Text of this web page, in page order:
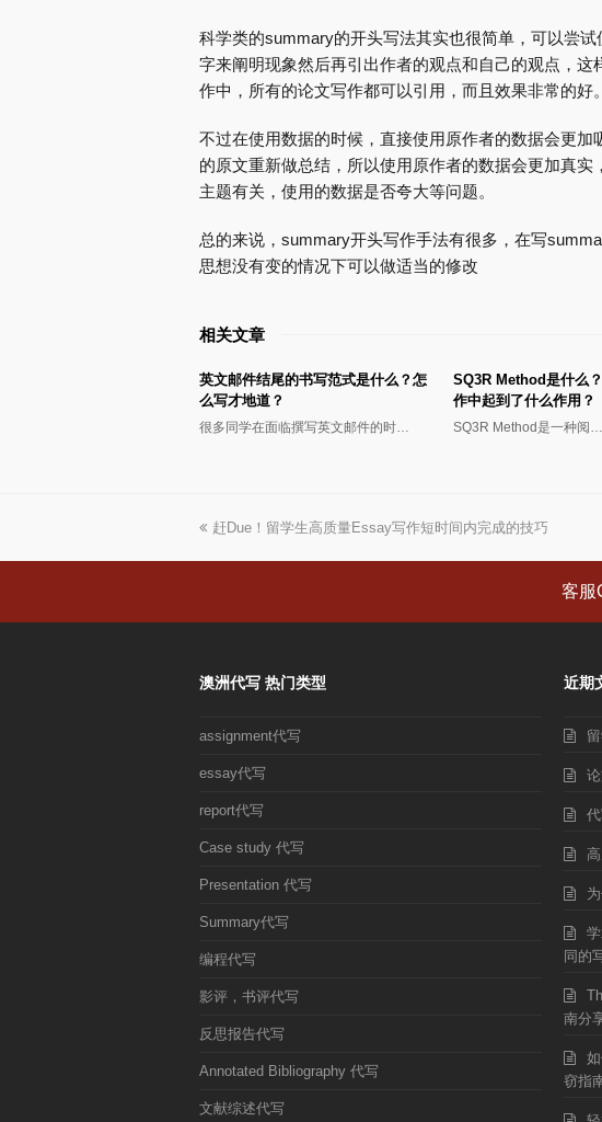
科学类的summary的开头写法其实也很简单，可以尝
字来阐明现象然后再引出作者的观点和自己的观点，
作中，所有的论文写作都可以引用，而且效果非常的好。
不过在使用数据的时候，直接使用原作者的数据会更
的原文重新做总结，所以使用原作者的数据会更加真
主题有关，使用的数据是否夸大等问题。
总的来说，summary开头写作手法有很多，在写
思想没有变的情况下可以做适当的修改
相关文章
英文邮件结尾的书写范式是什么？怎
么写才地道？
很多同学在面临撰写英文邮件的时…
SQ3R Method是什么
作中起到了什么作用？
SQ3R Method是一种阅…
上
章:
赶Due！留学生高质量Essay写作短时间内完成的技巧
客服
澳洲代写 热门类型
assignment代写
essay代写
report代写
Case study 代写
Presentation 代写
Summary代写
编程代写
影评，书评代写
反思报告代写
Annotated Bibliography 代写
文献综述代写
近期
同的
南分
窃指